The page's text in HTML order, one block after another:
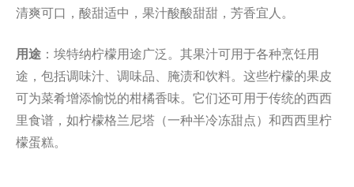
清爽可口，酸甜适中，果汁酸酸甜甜，芳香宜人。
用途 ：埃特纳柠檬用途广泛。其果汁可用于各种烹饪用
途，包括调味汁、调味品、腌渍和饮料。这些柠檬的果皮
可为菜肴增添愉悦的柑橘香味。它们还可用于传统的西西
里食谱，如柠檬格兰尼塔（一种半冷冻甜点）和西西里柠
檬蛋糕。